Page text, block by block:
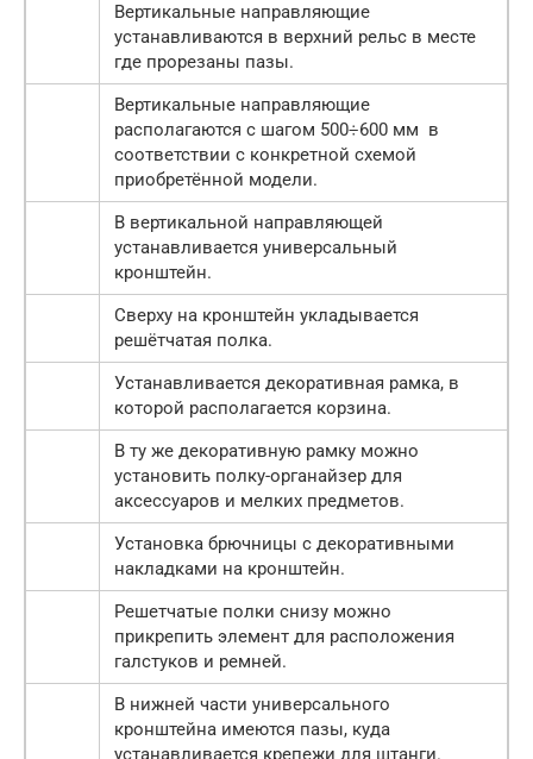
Вертикальные направляющие
устанавливаются в верхний рельс в месте
где прорезаны пазы.
Вертикальные направляющие
располагаются с шагом 500÷600 мм в
соответствии с конкретной схемой
приобретённой модели.
В вертикальной направляющей
устанавливается универсальный
кронштейн.
Сверху на кронштейн укладывается
решётчатая полка.
Устанавливается декоративная рамка, в
которой располагается корзина.
В ту же декоративную рамку можно
установить полку-органайзер для
аксессуаров и мелких предметов.
Установка брючницы с декоративными
накладками на кронштейн.
Решетчатые полки снизу можно
прикрепить элемент для расположения
галстуков и ремней.
В нижней части универсального
кронштейна имеются пазы, куда
устанавливается крепежи для штанги.